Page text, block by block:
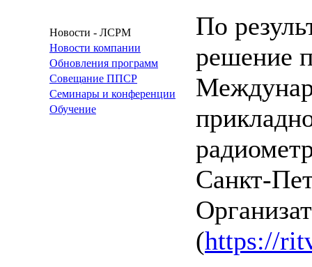
Новости - ЛСРМ
Новости компании
Обновления программ
Совещание ППСР
Семинары и конференции
Обучение
По
решение
Санкт-
(https://